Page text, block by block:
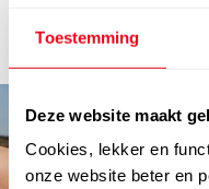
Toestemming
Deze website maakt
Cookies, lekker en
onze website beter en
schoenen in goud bij